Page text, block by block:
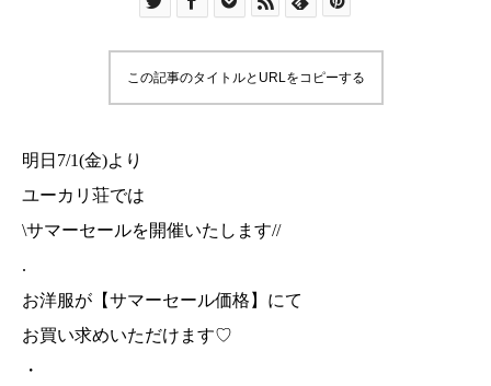
この記事のタイトルとURLをコピーする
明日7/1(金)より
ユーカリ荘では
\サマーセールを開催いたします//
.
お洋服が【サマーセール価格】にて
お買い求めいただけます♡
・